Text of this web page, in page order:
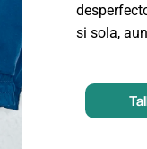
si sola,